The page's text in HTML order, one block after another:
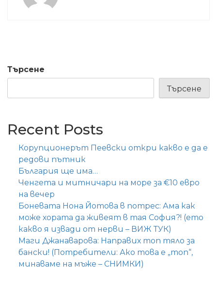
Търсене
Търсене
Recent Posts
Корупционерът Пеевски откри какво е да е
редови пътник
България ще има…
Ченгета и митничари на море за €10 евро
на вечер
Боневата Нона Йотова в потрес: Ама как
може хората да живеят в тая София?! (ето
какво я извади от нерви – ВИЖ ТУК)
Маги Джанаварова: Направих топ тяло за
бански! (Потребители: Ако това е „топ“,
минаваме на мъже – СНИМКИ)